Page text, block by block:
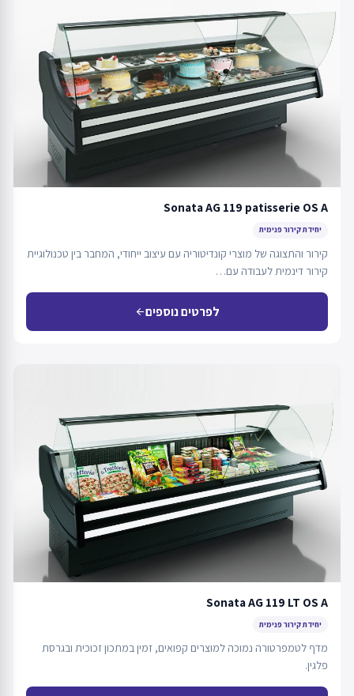
Sonata AG 119 patisserie OS A
יחידת קירור פנימית
קירור והתצוגה של מוצרי קונדיטוריה עם עיצוב ייחודי, המחבר בין טכנולוגיית
קירור דינמית לעבודה עם…
לפרטים נוספיםarrow_back
Sonata AG 119 LT OS A
יחידת קירור פנימית
מדף לטמפרטורה נמוכה למוצרים קפואים, זמין במתכון זכוכית ובגרסת
פלגין.